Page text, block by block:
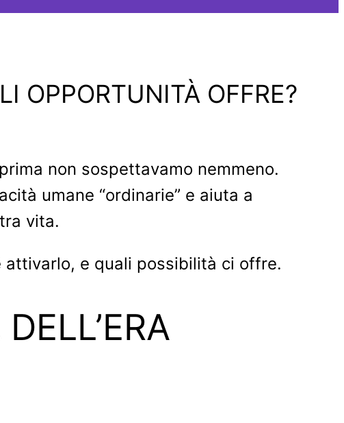
OPPORTUNITÀ OFFRE?
non sospettavamo nemmeno.
umane “ordinarie” e aiuta a
vita.
attivarlo, e quali possibilità ci offre.